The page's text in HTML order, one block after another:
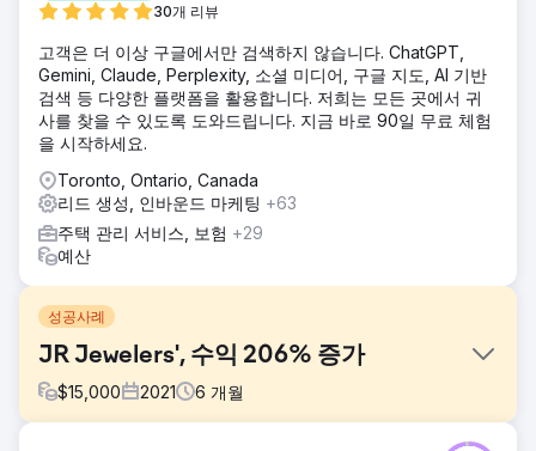
30개 리뷰
고객은 더 이상 구글에서만 검색하지 않습니다. ChatGPT,
Gemini, Claude, Perplexity, 소셜 미디어, 구글 지도, AI 기반
검색 등 다양한 플랫폼을 활용합니다. 저희는 모든 곳에서 귀
사를 찾을 수 있도록 도와드립니다. 지금 바로 90일 무료 체험
을 시작하세요.
Toronto, Ontario, Canada
리드 생성, 인바운드 마케팅 +63
주택 관리 서비스, 보험 +29
예산
성공사례
JR Jewelers', 수익 206% 증가
$15,000 2021 6 개월